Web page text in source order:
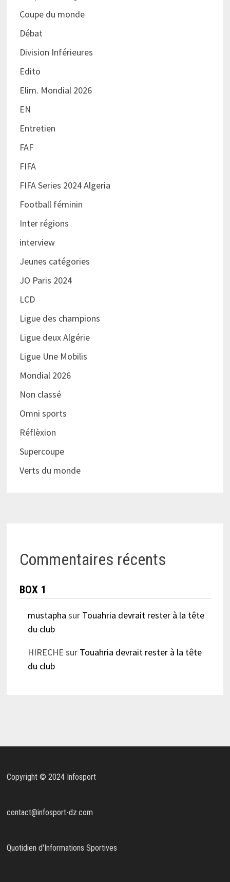
Coupe du monde
Débat
Division Inférieures
Edito
Elim. Mondial 2026
EN
Entretien
FAF
FIFA
FIFA Series 2024 Algeria
Football féminin
Inter régions
interview
Jeunes catégories
JO Paris 2024
LCD
Ligue des champions
Ligue deux Algérie
Ligue Une Mobilis
Mondial 2026
Non classé
Omni sports
Réflèxion
Supercoupe
Verts du monde
Commentaires récents
BOX 1
mustapha sur Touahria devrait rester à la tête
du club
HIRECHE sur Touahria devrait rester à la tête
du club
Copyright © 2024 Infosport
contact@infosport-dz.com
Quotidien d'Informations Sportives